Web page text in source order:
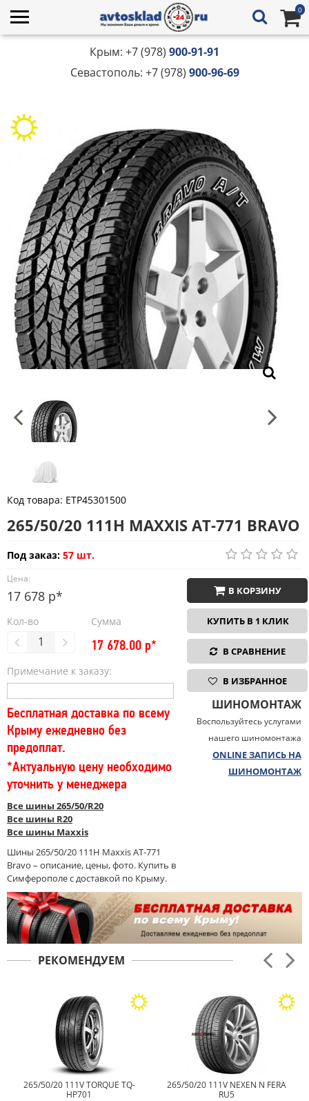
0
Крым: +7 (978) 900-91-91
Севастополь: +7 (978) 900-96-69
Код товара: ETP45301500
265/50/20 111H MAXXIS AT-771 BRAVO
Под заказ: 57 шт.
Цена:
17 678 р*
Кол-во Сумма
17 678.00 р*
Примечание к заказу:
Бесплатная доставка по всему
Крыму ежедневно без
предоплат.
*Актуальную цену необходимо
уточнить у менеджера
Все шины 265/50/R20
Все шины R20
Все шины Maxxis
Шины 265/50/20 111H Maxxis AT-771
Bravo – описание, цены, фото. Купить в
Симферополе с доставкой по Крыму.
В КОРЗИНУ
КУПИТЬ В 1 КЛИК
В СРАВНЕНИЕ
В ИЗБРАННОЕ
ШИНОМОНТАЖ
Воспользуйтесь услугами
нашего шиномонтажа
ONLINE ЗАПИСЬ НА
ШИНОМОНТАЖ
РЕКОМЕНДУЕМ
265/50/20 111V NEXEN N FERA
265/50/20 111W
PremiumContact 7